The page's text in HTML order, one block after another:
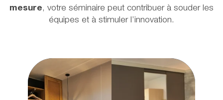
mesure, votre séminaire peut contribuer à souder les
équipes et à stimuler l’innovation.